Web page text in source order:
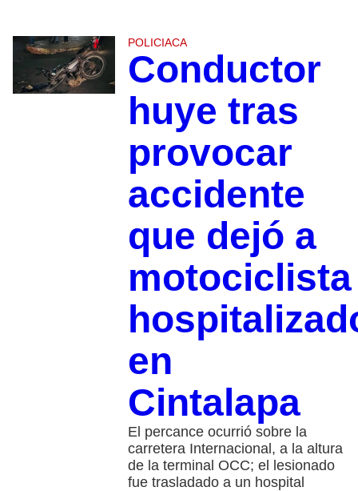
POLICIACA
Conductor
huye tras
provocar
accidente
que dejó a
motociclista
en
Cintalapa
El percance ocurrió sobre la
carretera Internacional, a la altura
de la terminal OCC; el lesionado
fue trasladado a un hospital